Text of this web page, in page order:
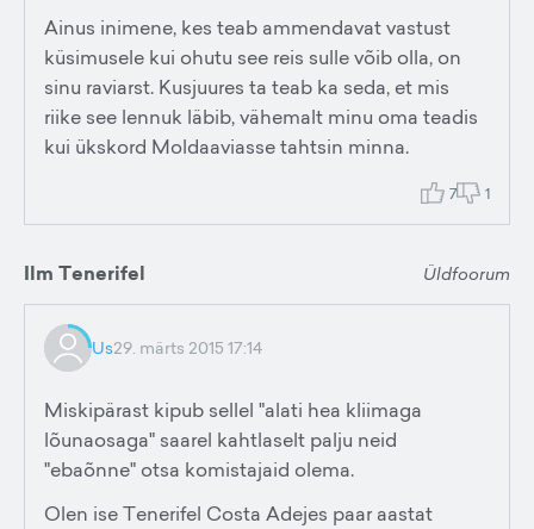
Ainus inimene, kes teab ammendavat vastust
küsimusele kui ohutu see reis sulle võib olla, on
sinu raviarst. Kusjuures ta teab ka seda, et mis
riike see lennuk läbib, vähemalt minu oma teadis
kui ükskord Moldaaviasse tahtsin minna.
7 1
Ilm Tenerifel Üldfoorum
Us29. märts 2015 17:14
Miskipärast kipub sellel "alati hea kliimaga
lõunaosaga" saarel kahtlaselt palju neid
"ebaõnne" otsa komistajaid olema.
Olen ise Tenerifel Costa Adejes paar aastat